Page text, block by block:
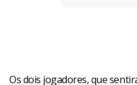
Os dois jogadores, que